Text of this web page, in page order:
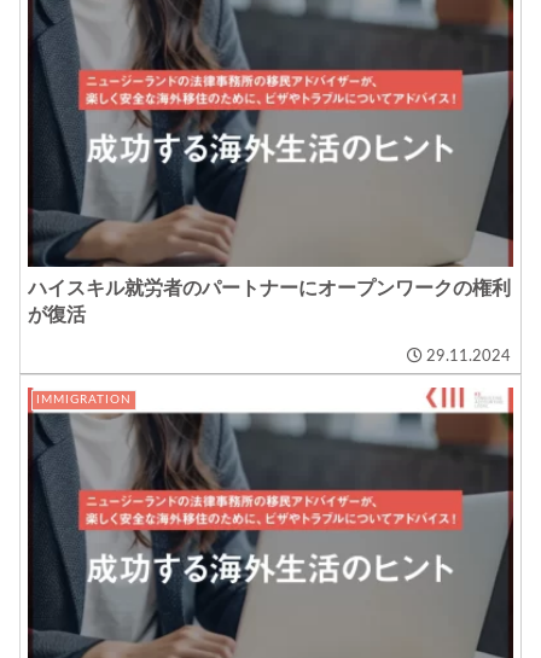
ハイスキル就労者のパートナーにオープンワークの権利
が復活
29.11.2024
IMMIGRATION